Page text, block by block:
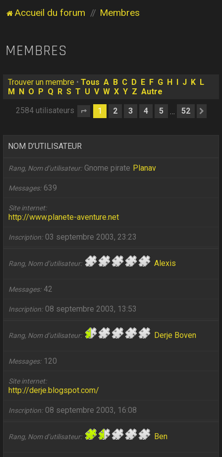
Accueil du forum Membres
MEMBRES
Trouver un membre •Tous A B C D E F G H J K L
M
N O P Q R S T U V W X Y Z Autre
2584 utilisateurs Page 1sur52
1 2 3 4 5 … 52
NOM D’UTILISATEUR
Rang, Nom d’utilisateur Gnome pirate Planav
Messages 639
Site internet
http://www.planete-aventure.net
Inscription 03 septembre 2003, 23:23
Rang, Nom d’utilisateur Alexis
Messages 42
Inscription 08 septembre 2003, 13:53
Rang, Nom d’utilisateur Derje Boven
Messages 120
Site internet
http://derje.blogspot.com/
Inscription 08 septembre 2003, 16:08
Rang, Nom d’utilisateur Ben